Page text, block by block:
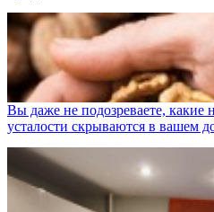
Вы даже не подозреваете,
усталости скрываются в вашем